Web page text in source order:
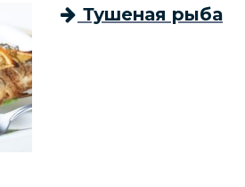
Тушеная рыба